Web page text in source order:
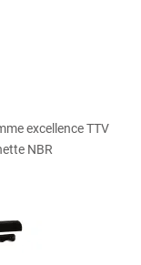
excellence TTV
NBR